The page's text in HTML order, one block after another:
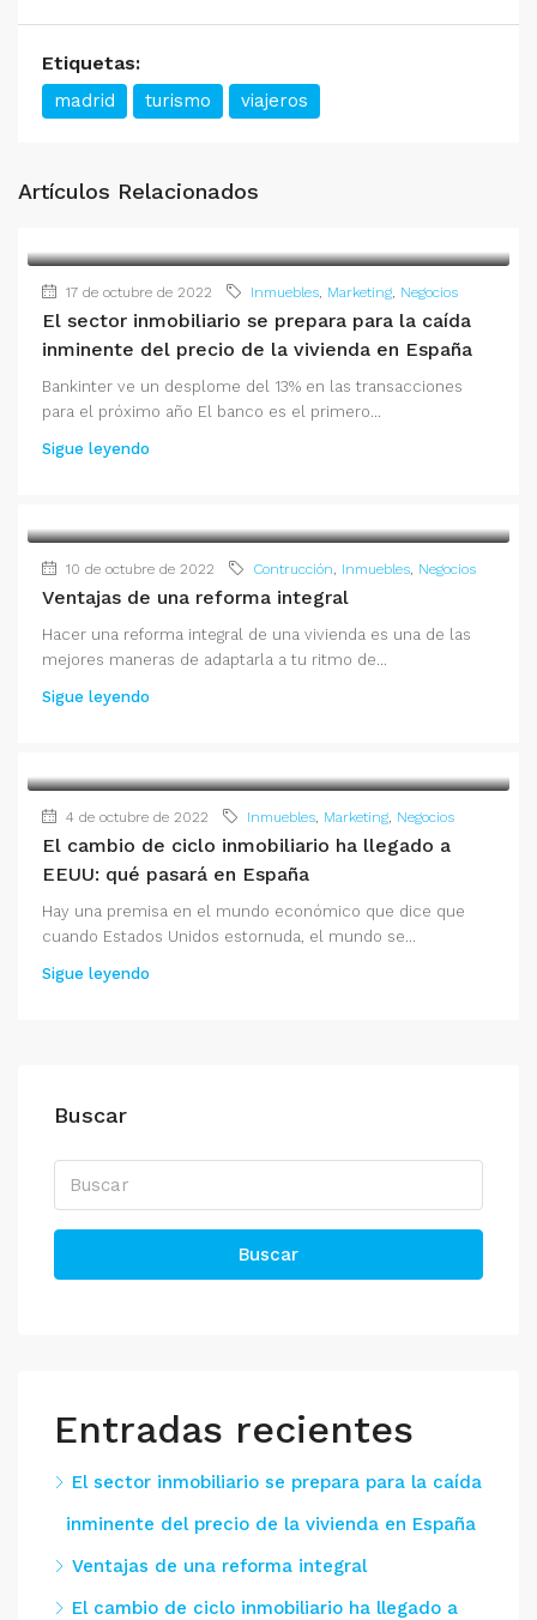
Etiquetas:
madrid turismo viajeros
Artículos Relacionados
17 de octubre de 2022 Inmuebles, Marketing, Negocios
El sector inmobiliario se prepara para la caída
inminente del precio de la vivienda en España
Bankinter ve un desplome del 13% en las transacciones
para el próximo año El banco es el primero...
Sigue leyendo
10 de octubre de 2022 Contrucción, Inmuebles, Negocios
Ventajas de una reforma integral
Hacer una reforma integral de una vivienda es una de las
mejores maneras de adaptarla a tu ritmo de...
Sigue leyendo
4 de octubre de 2022 Inmuebles, Marketing, Negocios
El cambio de ciclo inmobiliario ha llegado a
EEUU: qué pasará en España
Hay una premisa en el mundo económico que dice que
cuando Estados Unidos estornuda, el mundo se...
Sigue leyendo
Buscar
Buscar
Entradas recientes
El sector inmobiliario se prepara para la caída
inminente del precio de la vivienda en España
Ventajas de una reforma integral
El cambio de ciclo inmobiliario ha llegado a